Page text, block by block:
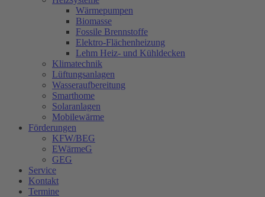
Wärmepumpen
Biomasse
Fossile Brennstoffe
Elektro-Flächenheizung
Lehm Heiz- und Kühldecken
Klimatechnik
Lüftungsanlagen
Wasseraufbereitung
Smarthome
Solaranlagen
Mobilewärme
Förderungen
KFW/BEG
EWärmeG
GEG
Service
Kontakt
Termine